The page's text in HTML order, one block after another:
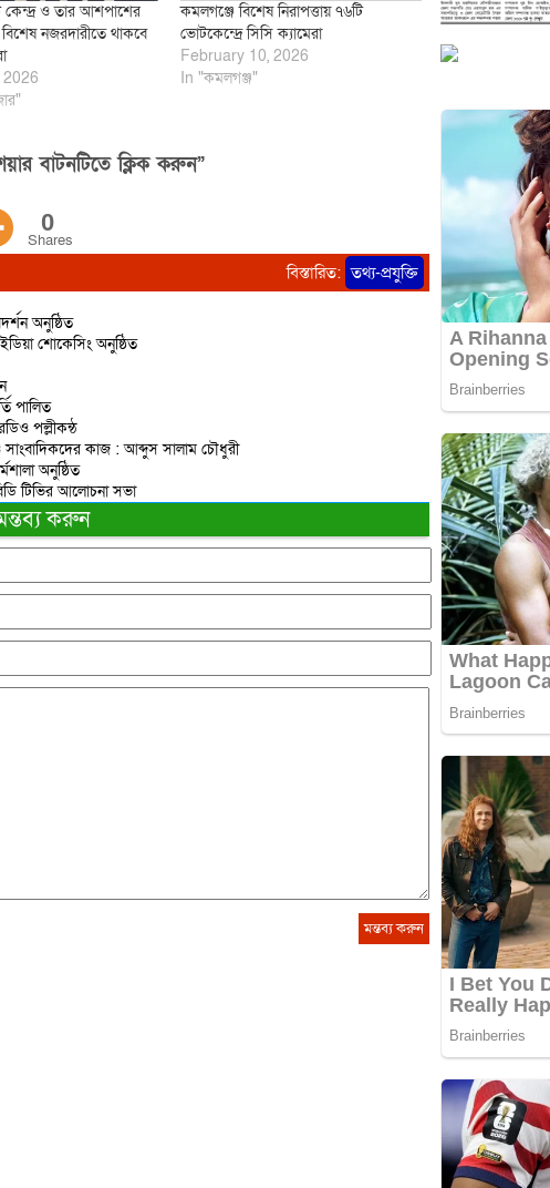
কেন্দ্র ও তার আশপাশের
নজরদারীতে থাকবে
কমলগঞ্জে বিশেষ নিরাপত্তায় ৭৬টি
ভোটকেন্দ্রে সিসি ক্যামেরা
February 10, 2026
In "কমলগঞ্জ"
বাটনটিতে ক্লিক করুন”
0
Shares
বিস্তারিত: তথ্য-প্রযুক্তি
অনুষ্ঠিত
শোকেসিং অনুষ্ঠিত
পালিত
পল্লীকন্ঠ
কাজ : আব্দুস সালাম চৌধুরী
অনুষ্ঠিত
টিভির আলোচনা সভা
করুন